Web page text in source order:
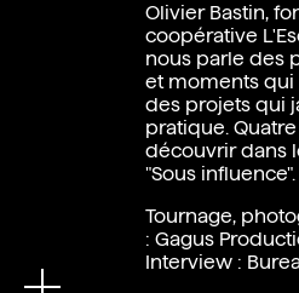
Olivier Bastin,
coopérative
nous parle des
et moments qui
des projets qui
pratique.
découvrir dans
"Sous influence".
Tournage,
: Gagus
Interview :